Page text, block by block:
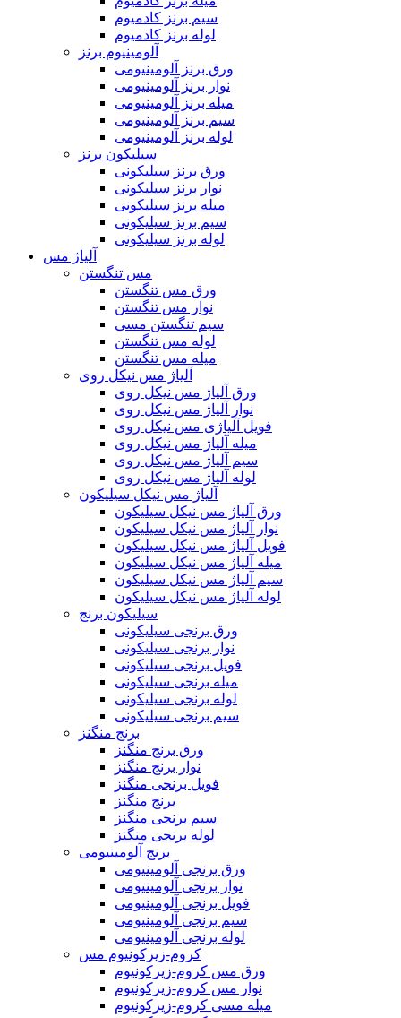
سیم برنز کادمیوم
لوله برنز کادمیوم
آلومینیوم برنز
ورق برنز آلومینیومی
نوار برنز آلومینیومی
میله برنز آلومینیومی
سیم برنز آلومینیومی
لوله برنز آلومینیومی
سیلیکون برنز
ورق برنز سیلیکونی
نوار برنز سیلیکونی
میله برنز سیلیکونی
سیم برنز سیلیکونی
لوله برنز سیلیکونی
آلیاژ مس
مس تنگستن
ورق مس تنگستن
نوار مس تنگستن
سیم تنگستن مسی
لوله مس تنگستن
میله مس تنگستن
آلیاژ مس نیکل روی
ورق آلیاژ مس نیکل روی
نوار آلیاژ مس نیکل روی
فویل آلیاژی مس نیکل روی
میله آلیاژ مس نیکل روی
سیم آلیاژ مس نیکل روی
لوله آلیاژ مس نیکل روی
آلیاژ مس نیکل سیلیکون
ورق آلیاژ مس نیکل سیلیکون
نوار آلیاژ مس نیکل سیلیکون
فویل آلیاژ مس نیکل سیلیکون
میله آلیاژ مس نیکل سیلیکون
سیم آلیاژ مس نیکل سیلیکون
لوله آلیاژ مس نیکل سیلیکون
سیلیکون برنج
ورق برنجی سیلیکونی
نوار برنجی سیلیکونی
فویل برنجی سیلیکونی
میله برنجی سیلیکونی
لوله برنجی سیلیکونی
سیم برنجی سیلیکونی
برنج منگنز
ورق برنج منگنز
نوار برنج منگنز
فویل برنجی منگنز
برنج منگنز
سیم برنجی منگنز
لوله برنجی منگنز
برنج آلومینیومی
ورق برنجی آلومینیومی
نوار برنجی آلومینیومی
فویل برنجی آلومینیومی
سیم برنجی آلومینیومی
لوله برنجی آلومینیومی
کروم-زیرکونیوم مس
ورق مس کروم-زیرکونیوم
نوار مس کروم-زیرکونیوم
میله مسی کروم-زیرکونیوم